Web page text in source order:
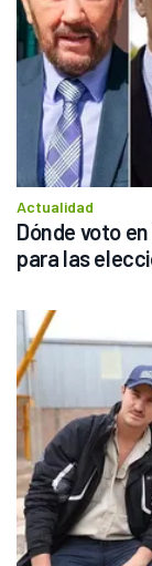
Actualidad
Dónde voto
para las